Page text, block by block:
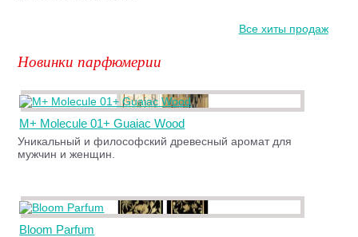
Все хиты продаж
Новинки парфюмерии
M+ Molecule 01+ Guaiac Wood
Уникальный и философский древесный аромат для
мужчин и женщин.
Bloom Parfum